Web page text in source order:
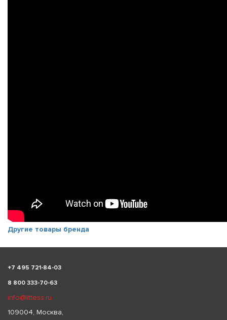
Другие товары бренда
+7 495 721-84-03
8 800 333-70-63
info@littess.ru
109004, Москва,